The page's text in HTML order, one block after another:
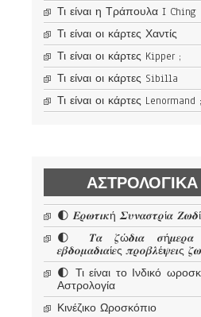
Τι είναι η Τράπουλα I Ching
Τι είναι οι κάρτες Χαντίς
Τι είναι οι κάρτες Kipper ;
Τι είναι οι κάρτες Sibilla
Τι είναι οι κάρτες Lenormand ;
🌓 𝜠𝝆𝝎𝝉𝜾𝜿ή 𝜮𝝊𝝂𝜶𝝈𝝉𝝆ί𝜶
🌓 𝜯𝜶 𝜻ώ𝜹𝜾𝜶 𝝈ή𝝁𝜺𝝆𝜶
𝜺𝜷𝜹𝝄𝝁𝜶𝜹𝜾𝜶ί𝜺ς 𝝅𝝆𝝄𝜷𝝀έ𝝍𝜺𝜾ς
🌓 Τι είναι το Ινδικό
Αστρολογία
Κινέζικο Ωροσκόπιο